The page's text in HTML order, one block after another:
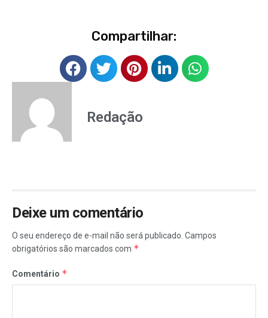
Compartilhar:
Redação
Deixe um comentário
O seu endereço de e-mail não será publicado. Campos
obrigatórios são marcados com *
Comentário *